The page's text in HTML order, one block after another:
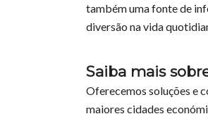
também uma fonte de
diversão na vida
Saiba mais
Oferecemos soluções e
maiores cidades